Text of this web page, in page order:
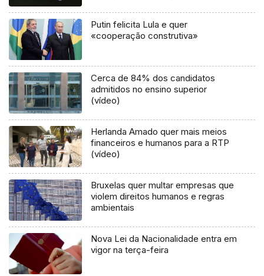
Putin felicita Lula e quer
«cooperação construtiva»
Cerca de 84% dos candidatos
admitidos no ensino superior
(vídeo)
Herlanda Amado quer mais meios
financeiros e humanos para a RTP
(vídeo)
Bruxelas quer multar empresas que
violem direitos humanos e regras
ambientais
Nova Lei da Nacionalidade entra em
vigor na terça-feira